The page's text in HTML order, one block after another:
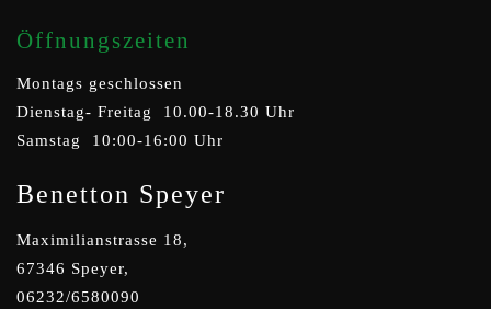
Öffnungszeiten
Montags geschlossen
Dienstag- Freitag 10.00-18.30 Uhr
Samstag 10:00-16:00 Uhr
Benetton Speyer
Maximilianstrasse 18,
67346 Speyer,
06232/6580090